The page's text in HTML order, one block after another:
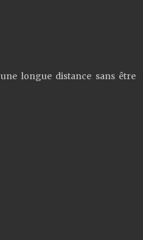
longue distance sans être